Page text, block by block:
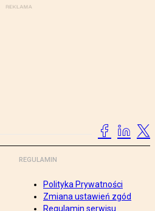
REGULAMIN
Polityka Prywatności
Zmiana ustawień zgód
Regulamin serwisu